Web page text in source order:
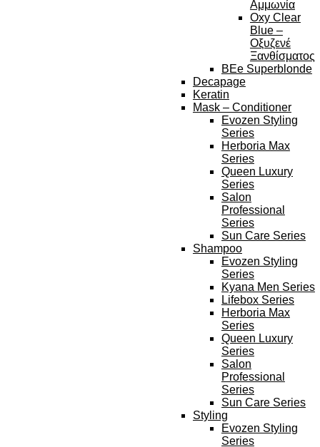
Αμμωνία
Oxy Clear
Blue –
Οξυζενέ
Ξανθίσματος
BEe Superblonde
Decapage
Keratin
Mask – Conditioner
Evozen Styling
Series
Herboria Max
Series
Queen Luxury
Series
Salon
Professional
Series
Sun Care Series
Shampoo
Evozen Styling
Series
Kyana Men Series
Lifebox Series
Herboria Max
Series
Queen Luxury
Series
Salon
Professional
Series
Sun Care Series
Styling
Evozen Styling
Series